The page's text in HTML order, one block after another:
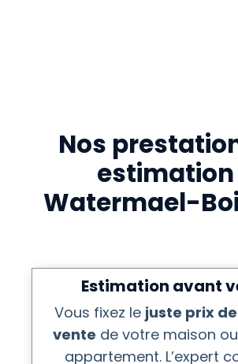
Nos
estimation
Watermael-
Estimation avant
Vous fixez le juste prix
vente de votre maison
appartement. L’expert